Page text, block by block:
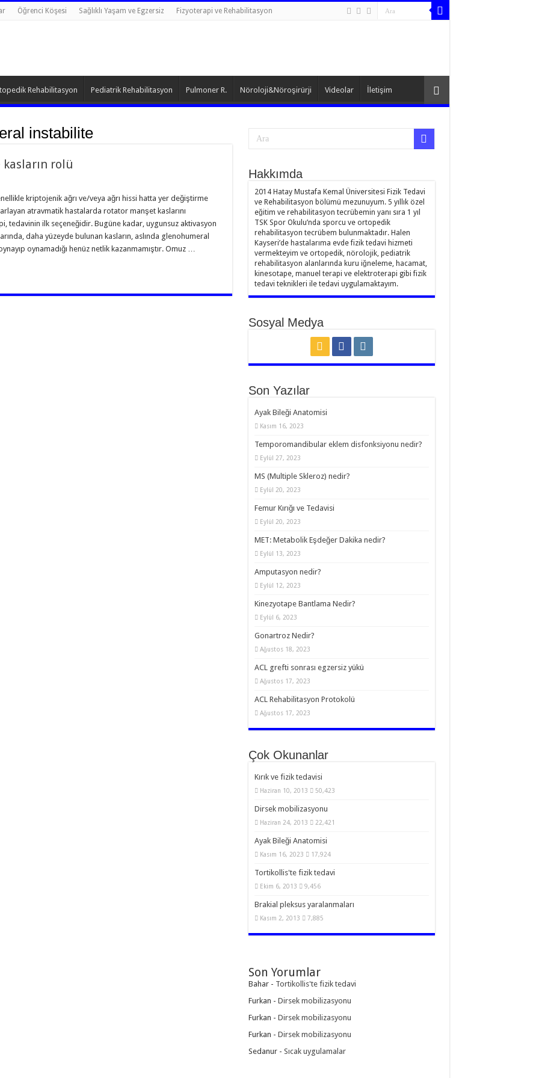
Öğrenci Köşesi Sağlıklı Yaşam ve Egzersiz Fizyoterapi ve Rehabilitasyon
Rehabilitasyon Pediatrik Rehabilitasyon Pulmoner R. Nöroloji&Nöroşirürji Videolar İletişim
instabilite
rolü
kriptojenik ağrı ve/veya ağrı hissi hatta yer değiştirme
atravmatik hastalarda rotator manşet kaslarını
tedavinin ilk seçeneğidir. Bugüne kadar, uygunsuz aktivasyon
daha yüzeyde bulunan kasların, aslında glenohumeral
oynamadığı henüz netlik kazanmamıştır. Omuz …
Hakkımda
2014 Hatay Mustafa Kemal Üniversitesi Fizik Tedavi
ve Rehabilitasyon bölümü mezunuyum. 5 yıllık özel
eğitim ve rehabilitasyon tecrübemin yanı sıra 1 yıl
TSK Spor Okulu’nda sporcu ve ortopedik
rehabilitasyon tecrübem bulunmaktadır. Halen
Kayseri’de hastalarıma evde fizik tedavi hizmeti
vermekteyim ve ortopedik, nörolojik, pediatrik
rehabilitasyon alanlarında kuru iğneleme, hacamat,
kinesotape, manuel terapi ve elektroterapi gibi fizik
tedavi teknikleri ile tedavi uygulamaktayım.
Sosyal Medya
Son Yazılar
Ayak Bileği Anatomisi
Kasım 16, 2023
Temporomandibular eklem disfonksiyonu nedir?
Eylül 27, 2023
MS (Multiple Skleroz) nedir?
Eylül 20, 2023
Femur Kırığı ve Tedavisi
Eylül 20, 2023
MET: Metabolik Eşdeğer Dakika nedir?
Eylül 13, 2023
Amputasyon nedir?
Eylül 12, 2023
Kinezyotape Bantlama Nedir?
Eylül 6, 2023
Gonartroz Nedir?
Ağustos 18, 2023
ACL grefti sonrası egzersiz yükü
Ağustos 17, 2023
ACL Rehabilitasyon Protokolü
Ağustos 17, 2023
Çok Okunanlar
Kırık ve fizik tedavisi
Haziran 10, 2013 50,423
Dirsek mobilizasyonu
Haziran 24, 2013 22,421
Ayak Bileği Anatomisi
Kasım 16, 2023 17,924
Tortikollis'te fizik tedavi
Ekim 6, 2013 9,456
Brakial pleksus yaralanmaları
Kasım 2, 2013 7,885
Son Yorumlar
Bahar- Tortikollis'te fizik tedavi
Furkan - Dirsek mobilizasyonu
Furkan - Dirsek mobilizasyonu
Furkan - Dirsek mobilizasyonu
Sedanur- Sıcak uygulamalar